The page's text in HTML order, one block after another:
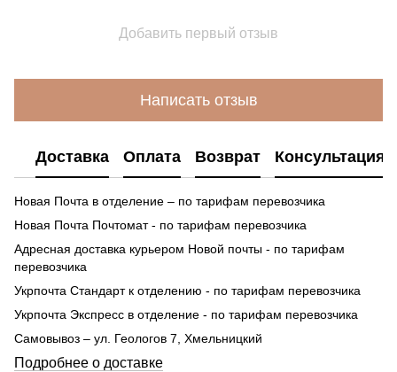
Добавить первый отзыв
Написать отзыв
Доставка Оплата Возврат Консультация
Новая Почта в отделение – по тарифам перевозчика
Новая Почта Почтомат - по тарифам перевозчика
Адресная доставка курьером Новой почты - по тарифам
перевозчика
Укрпочта Стандарт к отделению - по тарифам перевозчика
Укрпочта Экспресс в отделение - по тарифам перевозчика
Самовывоз – ул. Геологов 7, Хмельницкий
Подробнее о доставке